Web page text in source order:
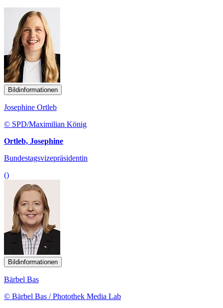
Bildinformationen
Josephine Ortleb
© SPD/Maximilian König
Ortleb, Josephine
Bundestagsvizepräsidentin
()
Bildinformationen
Bärbel Bas
© Bärbel Bas / Photothek Media Lab